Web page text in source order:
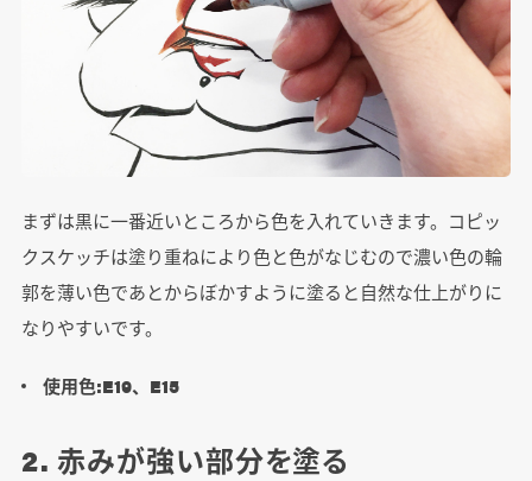
まずは黒に一番近いところから色を入れていきます。コピッ
クスケッチは塗り重ねにより色と色がなじむので濃い色の輪
郭を薄い色であとからぼかすように塗ると自然な仕上がりに
なりやすいです。
使用色:E19、E15
2. 赤みが強い部分を塗る